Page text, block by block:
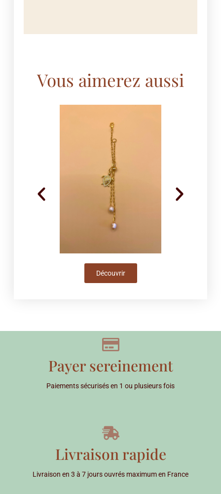
Vous aimerez aussi
Découvrir
Payer sereinement
Paiements sécurisés en 1 ou plusieurs fois
Livraison rapide
Livraison en 3 à 7 jours ouvrés maximum en France